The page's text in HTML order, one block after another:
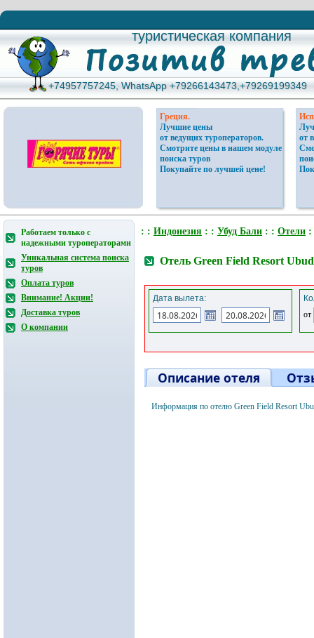
туристическая компания
туристическая компания
+74957757245, WhatsApp +79266143473,+79269199349
+74957757245, WhatsApp +79266143473,+79269199349
Греция.
Лучшие цены
от ведущих туроператоров.
Смотрите цены в нашем модуле
поиска туров
Покупайте по лучшей цене!
от
Работаем только с
надежными туроператорами
Уникальная система поиска
туров
Оплата туров
Внимание! Акции!
Доставка туров
О компании
: : Индонезия : : Убуд Бали : : Отели :
Отель Green Field Resort
Дата вылета:
от
Описание отеля
Информация по отелю Green Field Resort